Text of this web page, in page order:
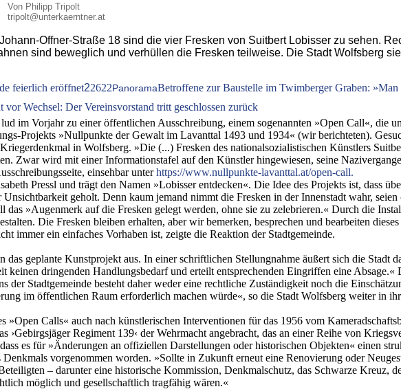
Von Philipp Tripolt
tripolt@unterkaerntner.at
Offner-Straße 18 sind die vier Fresken von Suitbert Lobisser zu sehen.
sind beweglich und verhüllen die Fresken teilweise. Die Stadt Wolfsberg
feierlich eröffnet22622PanoramaBetroffene zur Baustelle im Twimberger Graben: »Man
Wechsel: Der Vereinsvorstand tritt geschlossen zurück
im Vorjahr zu einer öffentlichen Ausschreibung, einem sogenannten »Open Call«, die
Projekts »Nullpunkte der Gewalt im Lavanttal 1493 und 1934« (wir berichteten).
in Wolfsberg. »Die (...) Fresken des nationalsozialistischen Künstlers
Zwar wird mit einer Informationstafel auf den Künstler hingewiesen, seine
einsehbar unterhttps://www.nullpunkte-lavanttal.at/open-call.
Pressl und trägt den Namen »Lobisser entdecken«. Die Idee des Projekts ist, dass
geholt. Denn kaum jemand nimmt die Fresken in der Innenstadt wahr,
»Augenmerk auf die Fresken gelegt werden, ohne sie zu zelebrieren.« Durch die
Die Fresken bleiben erhalten, aber wir bemerken, besprechen und bearbeiten
immer ein einfaches Vorhaben ist, zeigte die Reaktion der Stadtgemeinde.
das geplante Kunstprojekt aus. In einer schriftlichen Stellungnahme äußert sich die
dringenden Handlungsbedarf und erteilt entsprechenden Eingriffen eine Absage.«
der Stadtgemeinde besteht daher weder eine rechtliche Zuständigkeit noch die
im öffentlichen Raum erforderlich machen würde«, so die Stadt Wolfsberg weiter in
»Open Calls« auch nach künstlerischen Interventionen für das 1956 vom
›Gebirgsjäger Regiment 139‹ der Wehrmacht angebracht, das an einer Reihe von
es für »Änderungen an offiziellen Darstellungen oder historischen Objekten« einen
Denkmals vorgenommen worden. »Sollte in Zukunft erneut eine Renovierung oder
– darunter eine historische Kommission, Denkmalschutz, das Schwarze Kreuz,
möglich und gesellschaftlich tragfähig wären.«